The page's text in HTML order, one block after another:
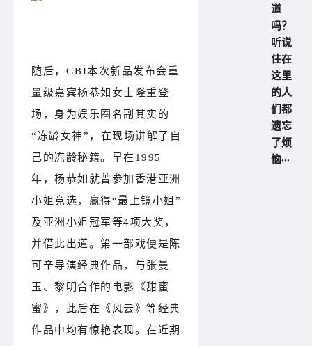
随后，GBI本次新品发布会重
量级嘉宾杨恭如女士隆重登
场，身为娱乐圈名副其实的
“冻龄女神”，在现场讲解了自
己的冻龄秘籍。早在1995
年，杨恭如就曾参加香港亚洲
小姐竞选，赢得“最上镜小姐”
及亚洲小姐冠军等4项大奖，
并借此出道。第一部戏便是陈
可辛导演经典作品，与张曼
玉、黎明合作的电影《甜蜜
蜜》，此后在《风云》等经典
作品中均有惊艳表现。在近期
道
吗？
听说
住在
这里
的人
们都
遗忘
了烦
恼···